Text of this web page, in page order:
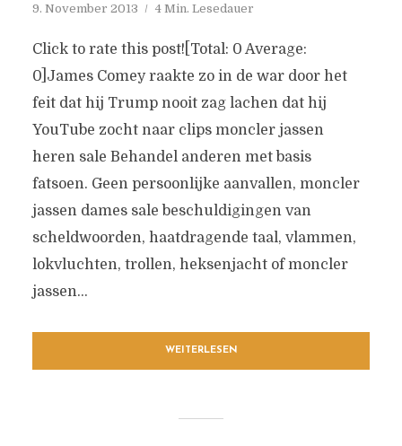
9. November 2013 4 Min. Lesedauer
Click to rate this post![Total: 0 Average:
0]James Comey raakte zo in de war door het
feit dat hij Trump nooit zag lachen dat hij
YouTube zocht naar clips moncler jassen
heren sale Behandel anderen met basis
fatsoen. Geen persoonlijke aanvallen, moncler
jassen dames sale beschuldigingen van
scheldwoorden, haatdragende taal, vlammen,
lokvluchten, trollen, heksenjacht of moncler
jassen...
WEITERLESEN